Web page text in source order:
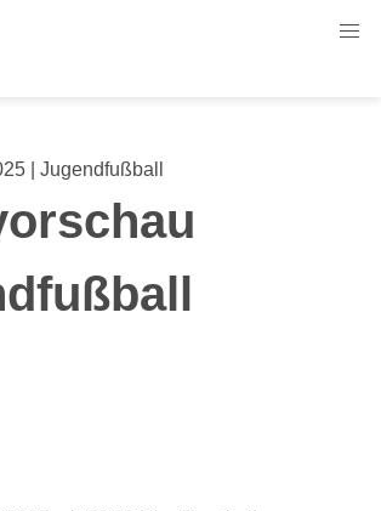
| Jugendfußball